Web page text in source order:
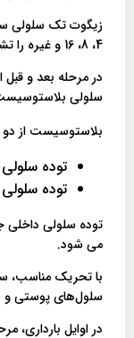
4، 8، 16 و غیره را تشکیل می دهد؛ که اکنون جنین می باشد.
سلولی
بلاستوسیست از
توده
توده
توده سلولی
می شود.
با تحریک مناسب،
سلول‌های پوستی و